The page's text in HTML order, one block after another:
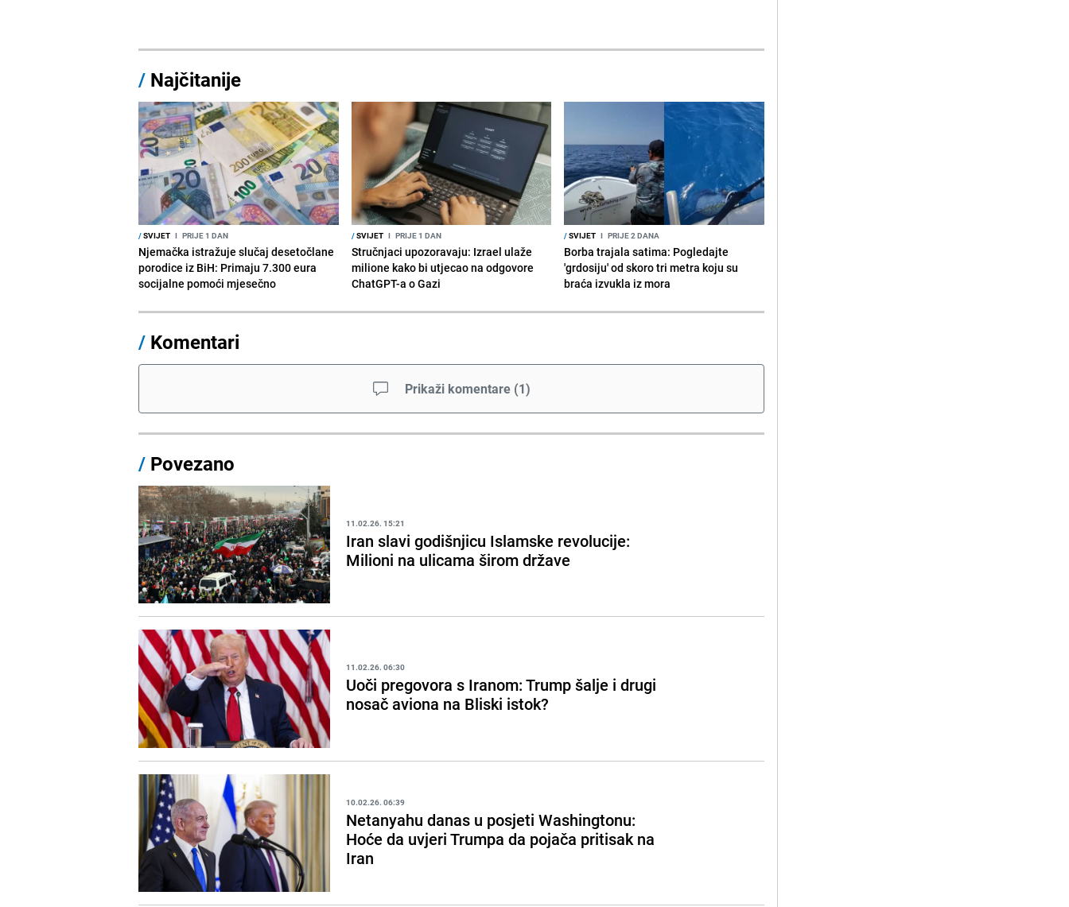
/ Najčitanije
/SVIJET I PRIJE 1 DAN
Njemačka istražuje slučaj desetočlane
porodice iz BiH: Primaju 7.300 eura
socijalne pomoći mjesečno
/SVIJET I PRIJE 1 DAN
Stručnjaci upozoravaju: Izrael ulaže
milione kako bi utjecao na odgovore
ChatGPT-a o Gazi
/SVIJET I PRIJE 2 DANA
Borba trajala satima: Pogledajte
'grdosiju' od skoro tri metra koju su
braća izvukla iz mora
/ Komentari
Prikaži komentare (1)
/ Povezano
11.02.26. 15:21
Iran slavi godišnjicu Islamske revolucije:
Milioni na ulicama širom države
11.02.26. 06:30
Uoči pregovora s Iranom: Trump šalje i drugi
nosač aviona na Bliski istok?
10.02.26. 06:39
Netanyahu danas u posjeti Washingtonu:
Hoće da uvjeri Trumpa da pojača pritisak na
Iran